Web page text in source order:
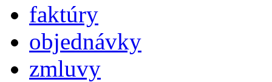
faktúry
objednávky
zmluvy